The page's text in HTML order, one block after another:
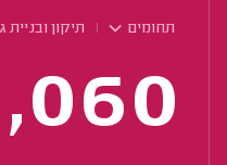
תחומים תיקון ובניית